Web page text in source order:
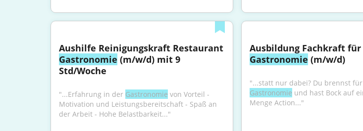
Gastronomie (m/w/d) mit 9
Std/Woche
"...Erfahrung in der Gastronomie von Vorteil -
Motivation und Leistungsbereitschaft - Spaß an
der Arbeit - Hohe Belastbarkeit..."
Gastronomie (m/w/d)
Gastronomie und hast Bock auf
Menge Action..."